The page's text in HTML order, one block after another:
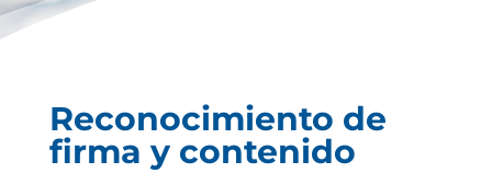
Reconocimiento de
firma y contenido